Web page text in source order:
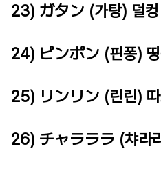
23) ガタン (가탕) 덜컹
24) ピンポン (핀퐁)
25) リンリン (린린)
26) チャラララ (챠라